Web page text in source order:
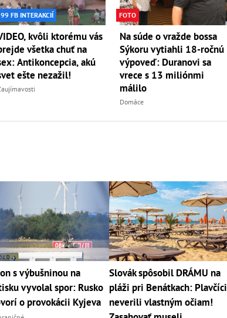
FB INTERAKCIÍ
kvôli ktorému vás
všetka chuť na
Antikoncepcia, akú
ešte nezažil!
FOTO
Na súde o vražde bossa
Sýkoru vytiahli 18-ročnú
výpoveď: Duranovi sa
vrece s 13 miliónmi
málilo
Domáce
s výbušninou na
vyvolal spor: Rusko
o provokácii Kyjeva
Slovák spôsobil DRÁMU na
pláži pri Benátkach: Plavčíci
neverili vlastným očiam!